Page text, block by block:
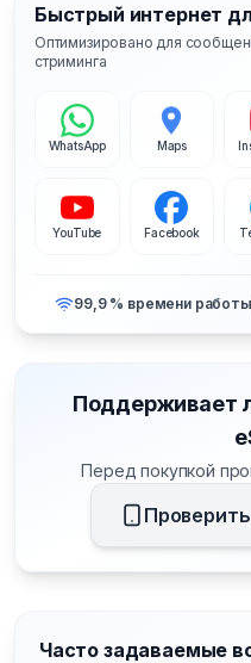
Быстрый интернет
Оптимизировано для
стриминга
WhatsApp Maps
YouTube Facebook
99,9 % времени работы
Поддерживает
Перед покупкой
Часто задаваемые